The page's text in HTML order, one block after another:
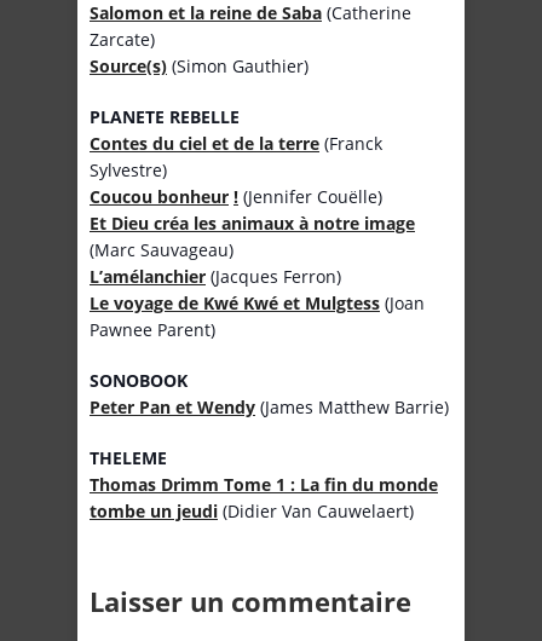
Salomon et la reine de Saba (Catherine
Zarcate)
Source(s) (Simon Gauthier)
PLANETE REBELLE
Contes du ciel et de la terre (Franck
Sylvestre)
Coucou bonheur ! (Jennifer Couëlle)
Et Dieu créa les animaux à notre image
(Marc Sauvageau)
L’amélanchier (Jacques Ferron)
Le voyage de Kwé Kwé et Mulgtess (Joan
Pawnee Parent)
SONOBOOK
Peter Pan et Wendy (James Matthew Barrie)
THELEME
Thomas Drimm Tome 1 : La fin du monde
tombe un jeudi (Didier Van Cauwelaert)
Laisser un commentaire